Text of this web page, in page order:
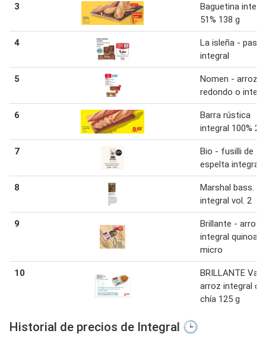
3
Baguetina
51% 138 g
4
La isleña - pasta
integral
5
Nomen - arroz
redondo o
6
Barra rústica
integral 100%
7
Bio - fusilli de
espelta integral
8
Marshal bass.
integral vol. 2
9
Brillante - arros
integral quinoa
micro
10
BRILLANTE
arroz integral
chía 125 g
Historial de precios de Integral 🕒